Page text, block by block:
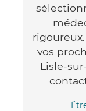
vos
Lisle-